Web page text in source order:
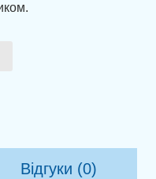
Відгуки (0)